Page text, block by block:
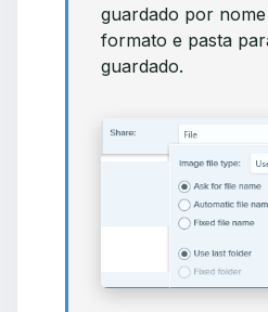
guardado por
formato e pasta
guardado.